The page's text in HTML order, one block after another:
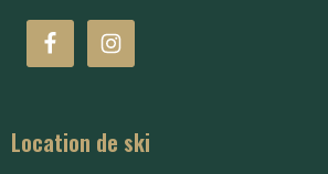
Location de ski